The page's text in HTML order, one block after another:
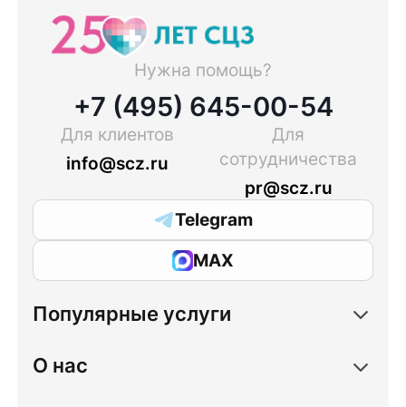
Нужна помощь?
+7 (495) 645-00-54
Для клиентов
info@scz.ru
Для
сотрудничества
pr@scz.ru
Telegram
MAX
Популярные услуги
О нас